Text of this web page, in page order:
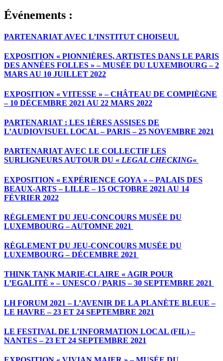
Événements :
PARTENARIAT AVEC L’INSTITUT CHOISEUL
EXPOSITION « PIONNIÈRES, ARTISTES DANS LE PARIS
DES ANNÉES FOLLES » – MUSÉE DU LUXEMBOURG – 2
MARS AU 10 JUILLET 2022
EXPOSITION « VITESSE » – CHÂTEAU DE COMPIÈGNE
– 10 DÉCEMBRE 2021 AU 22 MARS 2022
PARTENARIAT : LES 1ÈRES ASSISES DE
L’AUDIOVISUEL LOCAL – PARIS – 25 NOVEMBRE 2021
PARTENARIAT AVEC LE COLLECTIF LES
SURLIGNEURS AUTOUR DU « LEGAL CHECKING«
EXPOSITION « EXPÉRIENCE GOYA » – PALAIS DES
BEAUX-ARTS – LILLE – 15 OCTOBRE 2021 AU 14
FÉVRIER 2022
RÈGLEMENT DU JEU-CONCOURS MUSÉE DU
LUXEMBOURG – AUTOMNE 2021
RÈGLEMENT DU JEU-CONCOURS MUSÉE DU
LUXEMBOURG – DÉCEMBRE 2021
THINK TANK MARIE-CLAIRE « AGIR POUR
L’EGALITÉ » – UNESCO / PARIS – 30 SEPTEMBRE 2021
LH FORUM 2021 – L’AVENIR DE LA PLANÈTE BLEUE –
LE HAVRE – 23 ET 24 SEPTEMBRE 2021
LE FESTIVAL DE L’INFORMATION LOCAL (FIL) –
NANTES – 23 ET 24 SEPTEMBRE 2021